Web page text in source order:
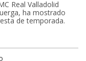
Real Valladolid
ha mostrado
de temporada.